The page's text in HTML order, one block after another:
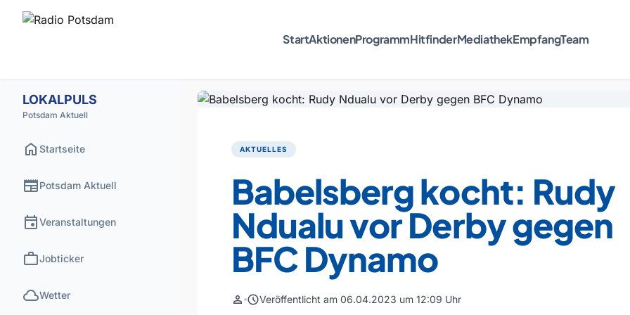
StartAktionenProgrammHitfinderMediathekEmpfangTeam
LOKALPULS
Potsdam Aktuell
home Startseite
newspaperPotsdam Aktuell
eventVeranstaltungen
workJobticker
cloudWetter
AKTUELLES
Babelsberg kocht: Rudy
Ndualu vor Derby gegen
BFC Dynamo
person scheduleVeröffentlicht am 06.04.2023 um 12:09 Uhr